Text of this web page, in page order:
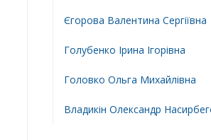
Єгорова Валентина Сергіївна
Голубенко Ірина Ігорівна
Головко Ольга Михайлівна
Владикін Олександр